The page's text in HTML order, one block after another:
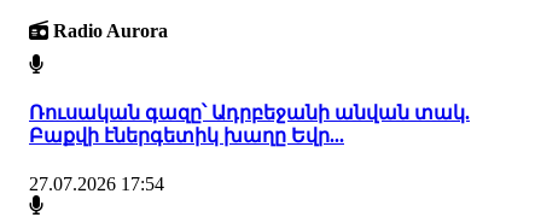
Radio Aurora
Ռուսական գազը՝ Ադրբեջանի անվան տակ.
Բաքվի էներգետիկ խաղը Եվր...
27.07.2026 17:54